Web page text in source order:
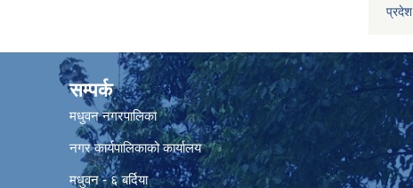
प्रदेश
सम्पर्क
मधुवन नगरपालिका
नगर कार्यपालिकाको कार्यालय
मधुवन - ६ बर्दिया